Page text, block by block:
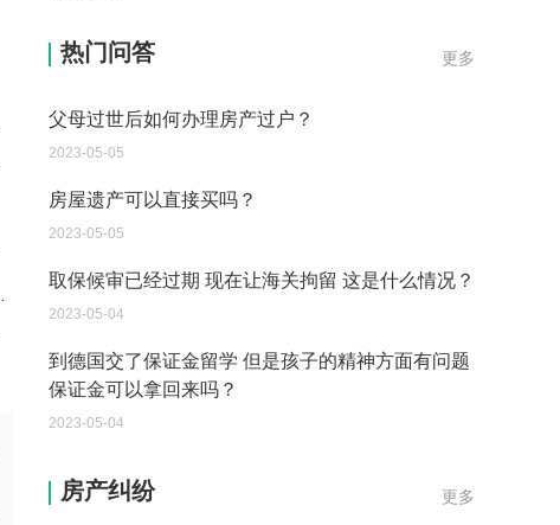
更多
热门问答
父母过世后如何办理房产过户？
房屋遗产可以直接买吗？
2023-05-05
取保候审已经过期 现在让海关拘留 这是什么情况？
2023-05-04
到德国交了保证金留学 但是孩子的精神方面有问题
保证金可以拿回来吗？
我想问一下申请护照需要带什么证件？
2023-05-04
谢！
更多
房产纠纷